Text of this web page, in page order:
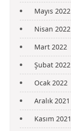
Mayıs 2022
Nisan 2022
Mart 2022
Şubat 2022
Ocak 2022
Aralık 2021
Kasım 2021